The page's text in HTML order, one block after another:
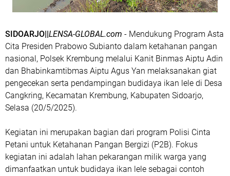
SIDOARJO||LENSA-GLOBAL.com - Mendukung Program Asta
Cita Presiden Prabowo Subianto dalam ketahanan pangan
nasional, Polsek Krembung melalui Kanit Binmas Aiptu Adin
dan Bhabinkamtibmas Aiptu Agus Yan melaksanakan giat
pengecekan serta pendampingan budidaya ikan lele di Desa
Cangkring, Kecamatan Krembung, Kabupaten Sidoarjo,
Selasa (20/5/2025).
Kegiatan ini merupakan bagian dari program Polisi Cinta
Petani untuk Ketahanan Pangan Bergizi (P2B). Fokus
kegiatan ini adalah lahan pekarangan milik warga yang
dimanfaatkan untuk budidaya ikan lele sebagai contoh